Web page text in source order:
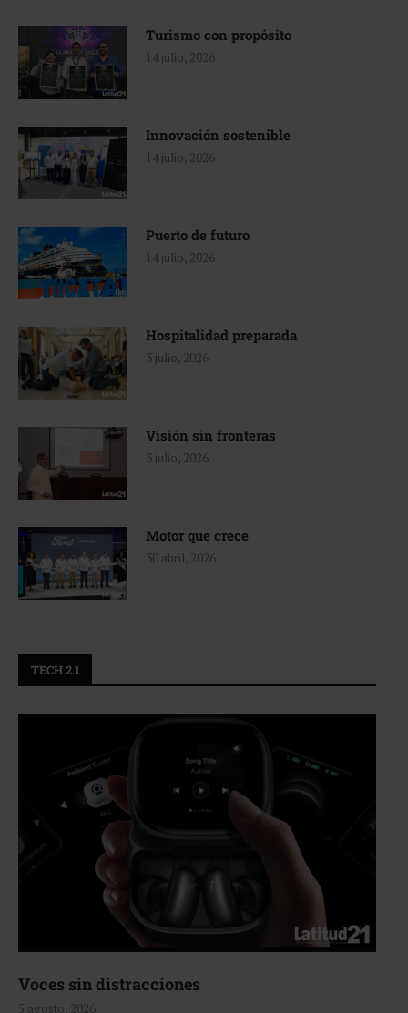
Turismo con propósito
14 julio, 2026
Innovación sostenible
14 julio, 2026
Puerto de futuro
14 julio, 2026
Hospitalidad preparada
3 julio, 2026
Visión sin fronteras
3 julio, 2026
Motor que crece
30 abril, 2026
TECH 2.1
Voces sin distracciones
5 agosto, 2026